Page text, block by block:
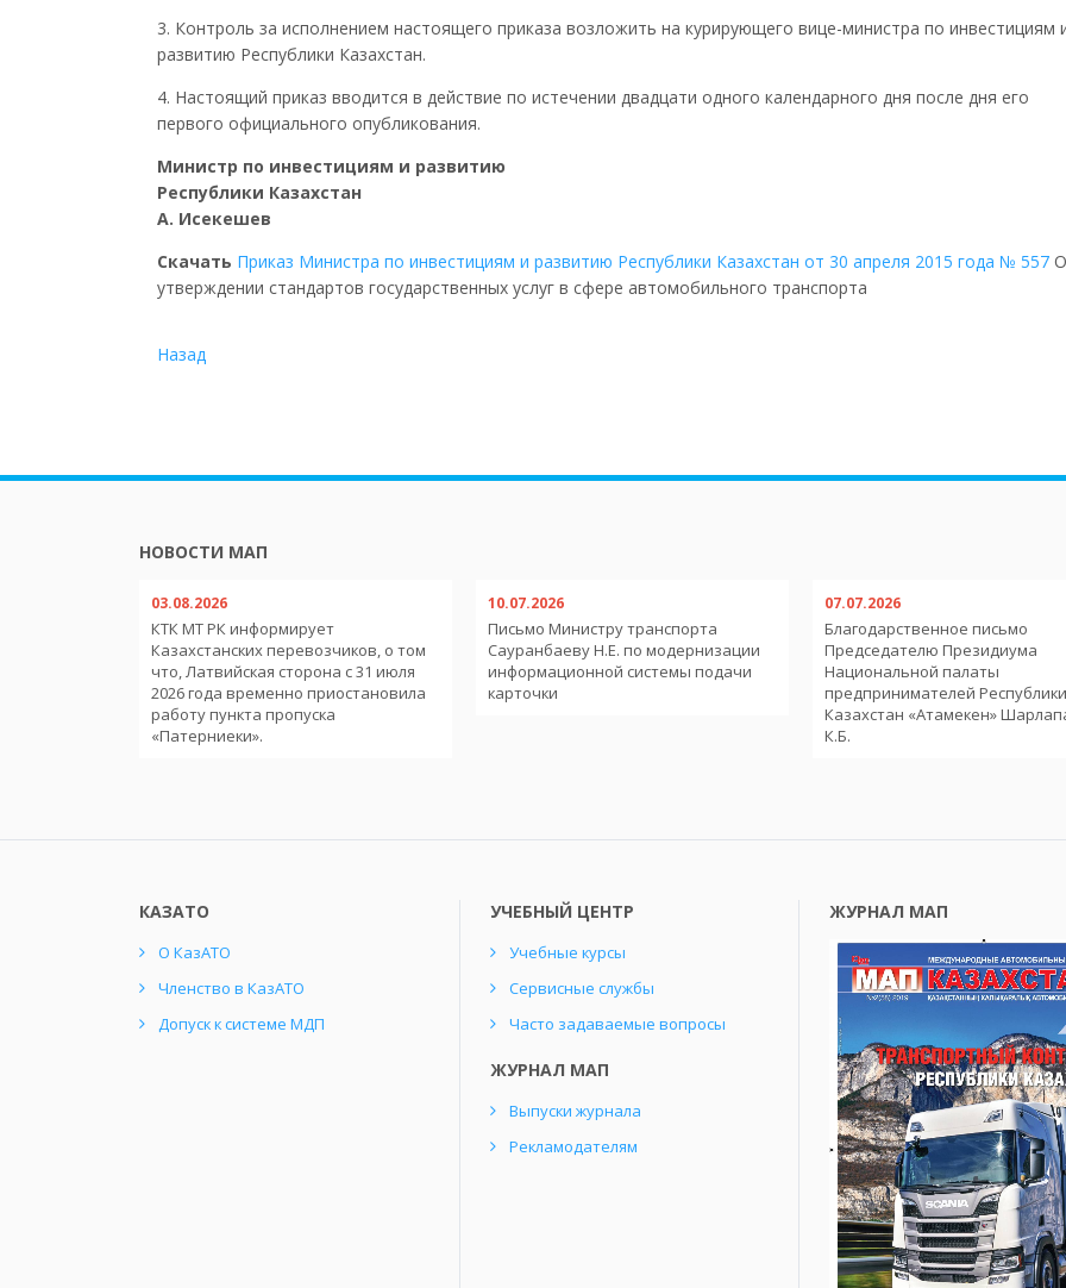
3. Контроль за исполнением настоящего приказа возложить на курирующего вице-министра по инвестициям
развитию Республики Казахстан.
4. Настоящий приказ вводится в действие по истечении двадцати одного календарного дня после дня его
первого официального опубликования.
Министр по инвестициям и развитию
Республики Казахстан
А. Исекешев
Скачать Приказ Министра по инвестициям и развитию Республики Казахстан от 30 апреля 2015 года № 557
утверждении стандартов государственных услуг в сфере автомобильного транспорта
Назад
НОВОСТИ МАП
03.08.2026
КТК МТ РК информирует
Казахстанских перевозчиков, о том
что, Латвийская сторона с 31 июля
2026 года временно приостановила
работу пункта пропуска
«Патерниеки».
10.07.2026
Письмо Министру транспорта
Сауранбаеву Н.Е. по модернизации
информационной системы подачи
карточки
07.07.2026
Благодарственное письмо
Председателю Президиума
Национальной палаты
предпринимателей Республики
Казахстан «Атамекен»
К.Б.
КАЗАТО
О КазАТО
Членство в КазАТО
Допуск к системе МДП
УЧЕБНЫЙ ЦЕНТР
Учебные курсы
Сервисные службы
Часто задаваемые вопросы
ЖУРНАЛ МАП
Выпуски журнала
Рекламодателям
ЖУРНАЛ МАП